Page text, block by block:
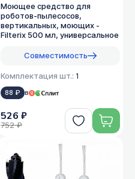
Моющее средство для
роботов-пылесосов,
вертикальных, моющих -
Filterix 500 мл, универсальное
Совместимость
Комплектация шт.: 1
88 ₽ в
526 ₽
752 ₽